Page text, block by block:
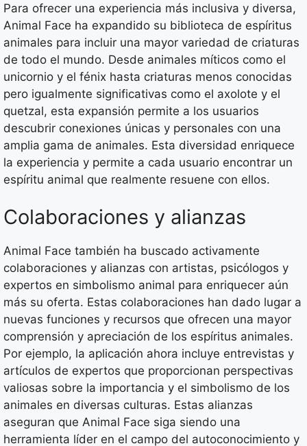
Para ofrecer una experiencia más inclusiva y diversa,
Animal Face ha expandido su biblioteca de espíritus
animales para incluir una mayor variedad de criaturas
de todo el mundo. Desde animales míticos como el
unicornio y el fénix hasta criaturas menos conocidas
pero igualmente significativas como el axolote y el
quetzal, esta expansión permite a los usuarios
descubrir conexiones únicas y personales con una
amplia gama de animales. Esta diversidad enriquece
la experiencia y permite a cada usuario encontrar un
espíritu animal que realmente resuene con ellos.
Colaboraciones y alianzas
Animal Face también ha buscado activamente
colaboraciones y alianzas con artistas, psicólogos y
expertos en simbolismo animal para enriquecer aún
más su oferta. Estas colaboraciones han dado lugar a
nuevas funciones y recursos que ofrecen una mayor
comprensión y apreciación de los espíritus animales.
Por ejemplo, la aplicación ahora incluye entrevistas y
artículos de expertos que proporcionan perspectivas
valiosas sobre la importancia y el simbolismo de los
animales en diversas culturas. Estas alianzas
aseguran que Animal Face siga siendo una
herramienta líder en el campo del autoconocimiento y